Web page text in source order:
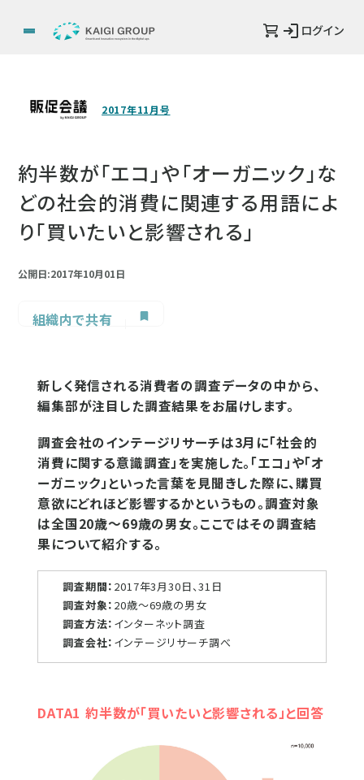
ログイン
2017年11月号
約半数が「エコ」や「オーガニック」な
どの社会的消費に関連する用語によ
り「買いたいと影響される」
公開日:2017年10月01日
組織内で共有
新しく発信される消費者の調査データの中から、
編集部が注目した調査結果をお届けします。
調査会社のインテージリサーチは3月に「社会的
消費に関する意識調査」を実施した。「エコ」や「オ
ーガニック」といった言葉を見聞きした際に、購買
意欲にどれほど影響するかというもの。調査対象
は全国20歳～69歳の男女。ここではその調査結
果について紹介する。
調査期間： 2017年3月30日、31日
調査対象： 20歳～69歳の男女
調査方法： インターネット調査
調査会社： インテージリサーチ調べ
DATA1 約半数が「買いたいと影響される」と回答